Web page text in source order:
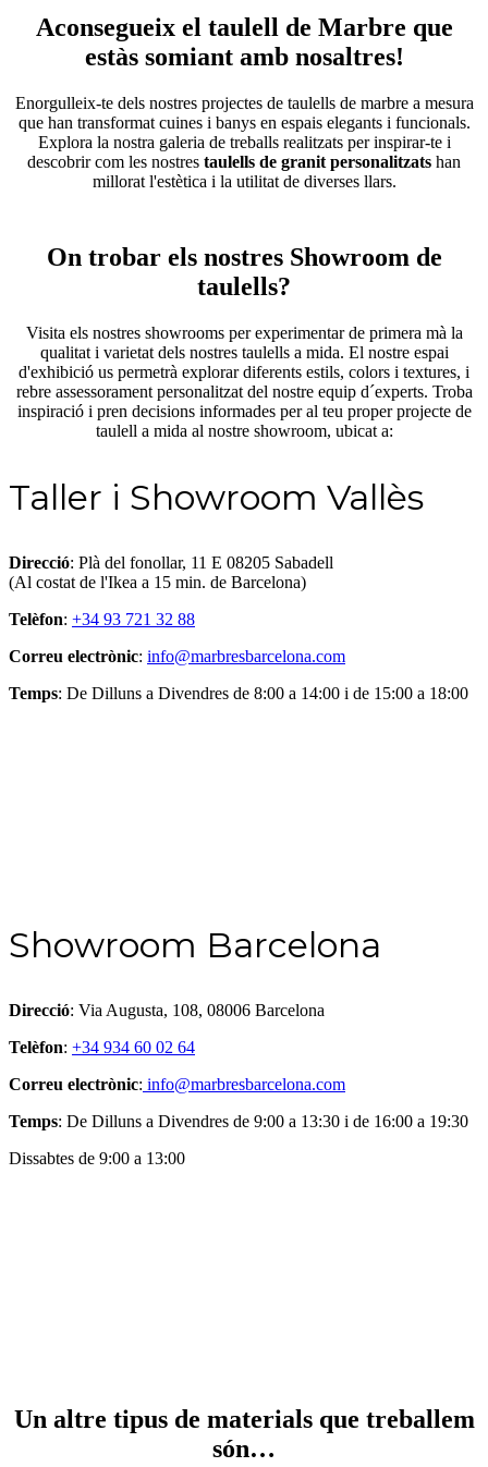
Aconsegueix el taulell de Marbre que
estàs somiant amb nosaltres!
Enorgulleix-te dels nostres projectes de taulells de marbre a mesura
que han transformat cuines i banys en espais elegants i funcionals.
Explora la nostra galeria de treballs realitzats per inspirar-te i
descobrir com les nostres taulells de granit personalitzats han
millorat l'estètica i la utilitat de diverses llars.
On trobar els nostres Showroom de
taulells?
Visita els nostres showrooms per experimentar de primera mà la
qualitat i varietat dels nostres taulells a mida. El nostre espai
d'exhibició us permetrà explorar diferents estils, colors i textures, i
rebre assessorament personalitzat del nostre equip d´experts. Troba
inspiració i pren decisions informades per al teu proper projecte de
taulell a mida al nostre showroom, ubicat a:
Taller i Showroom Vallès
Direcció: Plà del fonollar, 11 E 08205 Sabadell
(Al costat de l'Ikea ​​a 15 min. de Barcelona)
Telèfon: +34 93 721 32 88
Correu electrònic: info@marbresbarcelona.com
Temps: De Dilluns a Divendres de 8:00 a 14:00 i de 15:00 a 18:00
Showroom Barcelona
Direcció: Via Augusta, 108, 08006 Barcelona
Telèfon: +34 934 60 02 64
Correu electrònic: info@marbresbarcelona.com
Temps: De Dilluns a Divendres de 9:00 a 13:30 i de 16:00 a 19:30
Dissabtes de 9:00 a 13:00
Un altre tipus de materials que treballem
són…